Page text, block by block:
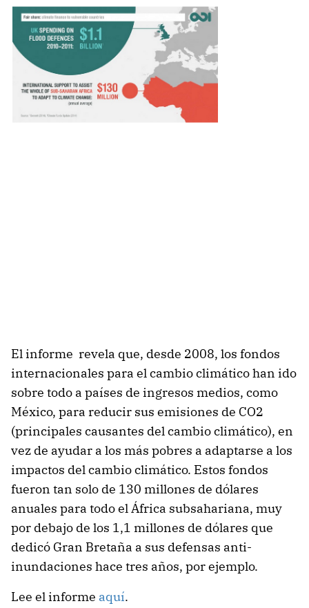
El informe revela que, desde 2008, los fondos
internacionales para el cambio climático han ido
sobre todo a países de ingresos medios, como
México, para reducir sus emisiones de CO2
(principales causantes del cambio climático), en
vez de ayudar a los más pobres a adaptarse a los
impactos del cambio climático. Estos fondos
fueron tan solo de 130 millones de dólares
anuales para todo el África subsahariana, muy
por debajo de los 1,1 millones de dólares que
dedicó Gran Bretaña a sus defensas anti-
inundaciones hace tres años, por ejemplo.
Lee el informe aquí.